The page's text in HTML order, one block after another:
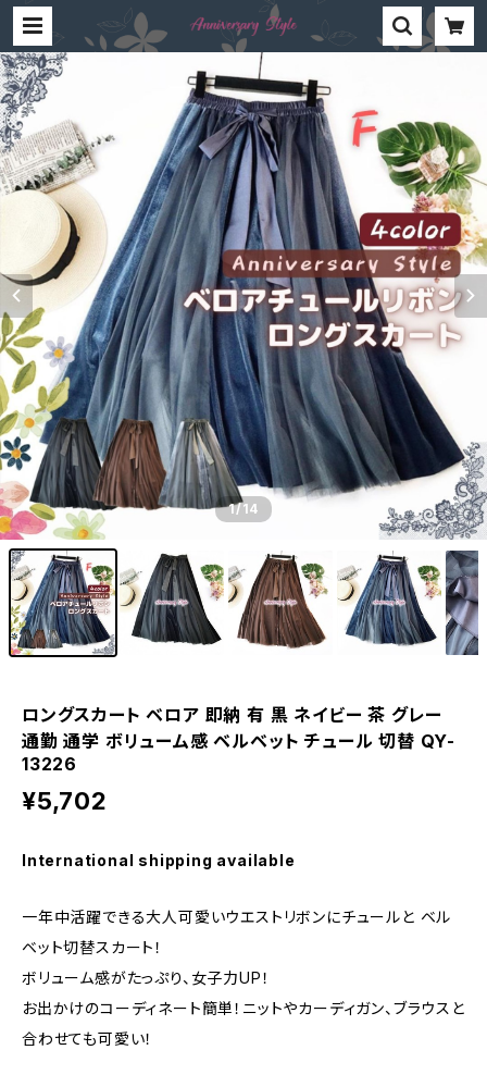
1/14
ロングスカート ベロア 即納 有 黒 ネイビー 茶 グレー
通勤 通学 ボリューム感 ベルベット チュール 切替 QY-
13226
¥5,702
International shipping available
一年中活躍できる大人可愛いウエストリボンにチュールと ベル
ベット切替スカート！
ボリューム感がたっぷり、女子力UP！
お出かけのコーディネート簡単！ニットやカーディガン、ブラウスと
合わせても可愛い！